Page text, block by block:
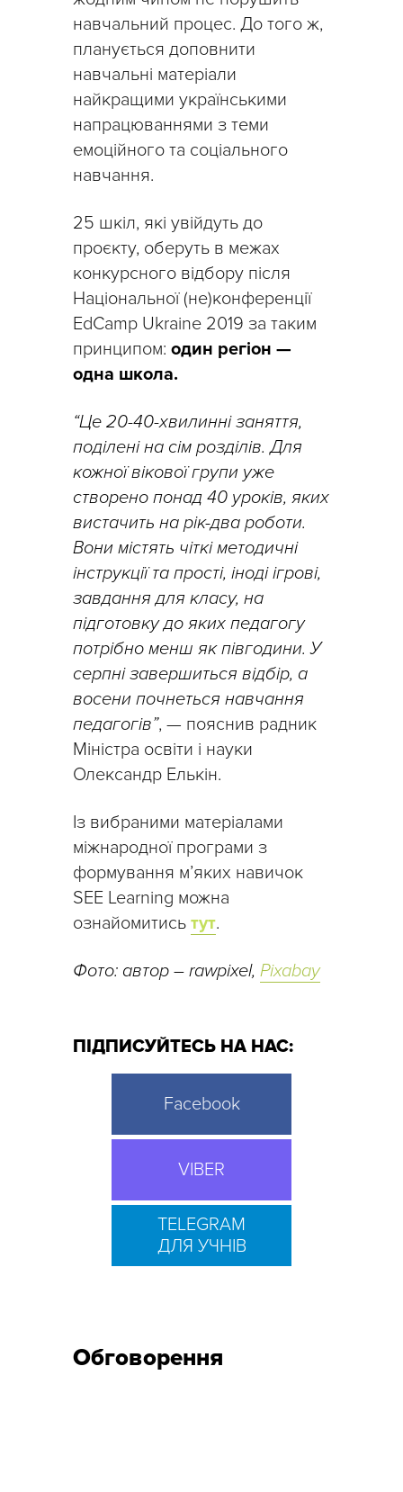
навчальний процес. До того ж,
планується доповнити
навчальні матеріали
найкращими українськими
напрацюваннями з теми
емоційного та соціального
навчання.
25 шкіл, які увійдуть до
проєкту, оберуть в межах
конкурсного відбору після
Національної (не)конференції
EdCamp Ukraine 2019 за таким
принципом: один регіон —
одна школа.
“Це 20-40-хвилинні заняття,
поділені на сім розділів. Для
кожної вікової групи уже
створено понад 40 уроків, яких
вистачить на рік-два роботи.
Вони містять чіткі методичні
інструкції та прості, іноді ігрові,
завдання для класу, на
підготовку до яких педагогу
потрібно менш як півгодини. У
серпні завершиться відбір, а
восени почнеться навчання
педагогів”, — пояснив радник
Міністра освіти і науки
Олександр Елькін.
Із вибраними матеріалами
міжнародної програми з
формування м’яких навичок
SEE Learning можна
ознайомитись тут.
Фото: автор – rawpixel, Pixabay
ПІДПИСУЙТЕСЬ НА НАС:
Facebook
VIBER
TELEGRAM
ДЛЯ УЧНІВ
Обговорення